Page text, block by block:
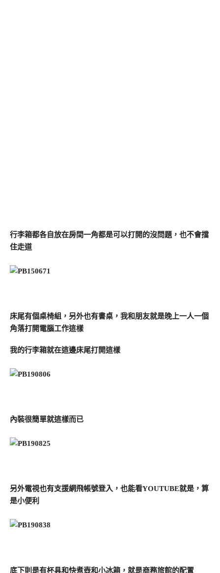
行李箱都各自放在房間一角都是可以打開的沒問題，也不會擋
住走道
床尾有個桌椅組，另外也有書桌，我和朋友就是晚上一人一個
角落打開電腦工作這樣
我的行李箱就在這邊床尾打開這樣
內裝很簡單就這樣而已
另外電視也有支援網飛帳號登入，也能看YOUTUBE就是，算
是小便利
底下則是有杯具和快煮壺和小冰箱，就是商務旅館的配置